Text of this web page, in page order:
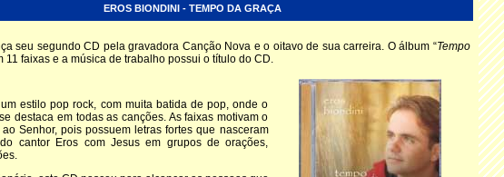
EROS BIONDINI - TEMPO DA GRAÇA
seu segundo CD pela gravadora Canção Nova e o oitavo de sua carreira. O álbum “Tempo
11 faixas e a música de trabalho possui o título do CD.
estilo pop rock, com muita batida de pop, onde o
destaca em todas as canções. As faixas motivam o
Senhor, pois possuem letras fortes que nasceram
cantor Eros com Jesus em grupos de orações,